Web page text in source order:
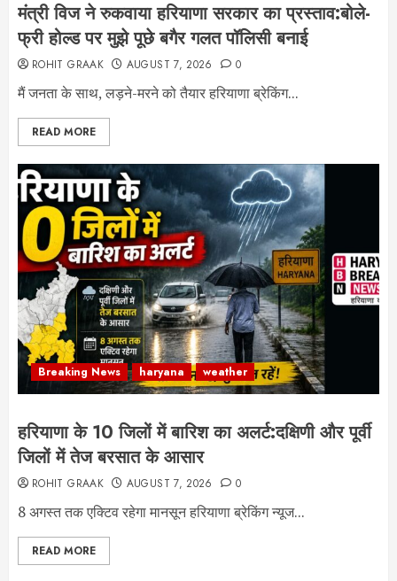
मंत्री विज ने रुकवाया हरियाणा सरकार का प्रस्ताव:बोले-
फ्री होल्ड पर मुझे पूछे बगैर गलत पॉलिसी बनाई
ROHIT GRAAK AUGUST 7, 2026 0
मैं जनता के साथ, लड़ने-मरने को तैयार हरियाणा ब्रेकिंग...
READ MORE
Breaking News haryana weather
हरियाणा के 10 जिलों में बारिश का अलर्ट:दक्षिणी और पूर्वी
जिलों में तेज बरसात के आसार
ROHIT GRAAK AUGUST 7, 2026 0
8 अगस्त तक एक्टिव रहेगा मानसून हरियाणा ब्रेकिंग न्यूज...
READ MORE